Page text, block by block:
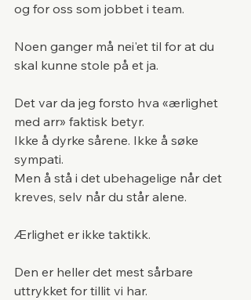
og for oss som jobbet i team.
Noen ganger må nei'et til for at du
skal kunne stole på et ja.
Det var da jeg forsto hva «ærlighet
med arr» faktisk betyr.
Ikke å dyrke sårene. Ikke å søke
sympati.
Men å stå i det ubehagelige når det
kreves, selv når du står alene.
Ærlighet er ikke taktikk.
Den er heller det mest sårbare
uttrykket for tillit vi har.